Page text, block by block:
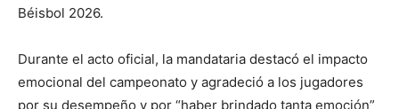
Béisbol 2026.
Durante el acto oficial, la mandataria destacó el impacto
emocional del campeonato y agradeció a los jugadores
por su desempeño y por “haber brindado tanta emoción”